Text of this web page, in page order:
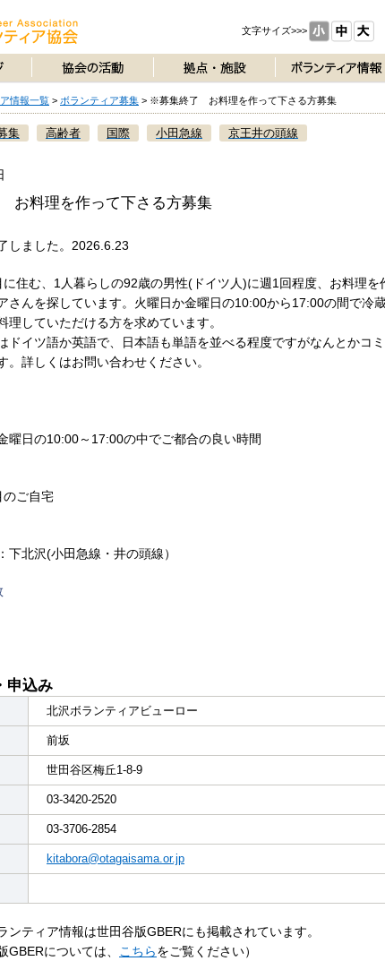
文字サイズ>>>
情報一覧 > ボランティア募集 > ※募集終了 お料理を作って下さる方募集
集 高齢者 国際 小田急線 京王井の頭線
料理を作って下さる方募集
しました。2026.6.23
に住む、1人暮らしの92歳の男性(ドイツ人)に週1回程度、お料理を
さんを探しています。火曜日か金曜日の10:00から17:00の間で冷
理していただける方を求めています。
ドイツ語か英語で、日本語も単語を並べる程度ですがなんとかコ
。詳しくはお問い合わせください。
曜日の10:00～17:00の中でご都合の良い時間
のご自宅
下北沢(小田急線・井の頭線）
申込み
北沢ボランティアビューロー
前坂
世田谷区梅丘1-8-9
03-3420-2520
03-3706-2854
kitabora@otagaisama.or.jp
ンティア情報は世田谷版GBERにも掲載されています。
GBERについては、
こちらをご覧ください）